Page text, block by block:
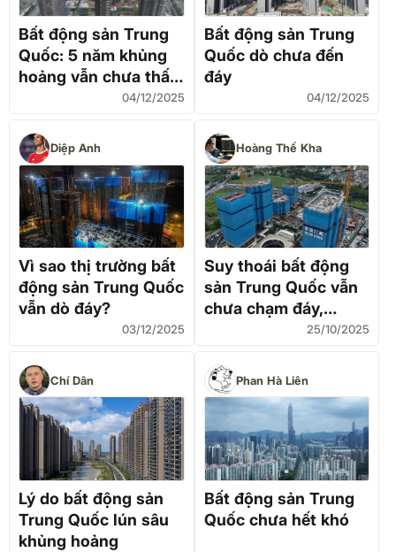
Bất động sản Trung
Quốc: 5 năm khủng
hoảng vẫn chưa thấy
04/12/2025
Bất động sản Trung
Quốc dò chưa đến
đáy
04/12/2025
Diệp Anh
Vì sao thị trường bất
động sản Trung Quốc
vẫn dò đáy?
03/12/2025
Hoàng Thế Kha
Suy thoái bất động
sản Trung Quốc vẫn
chưa chạm đáy,
nhưng Bắc Kinh sẽ
"cứu"
25/10/2025
Chí Dân
Lý do bất động sản
Trung Quốc lún sâu
khủng hoảng
Phan Hà Liên
Bất động sản Trung
Quốc chưa hết khó